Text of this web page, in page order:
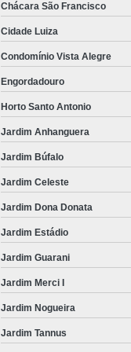
Chácara São Francisco
Cidade Luiza
Condomínio Vista Alegre
Engordadouro
Horto Santo Antonio
Jardim Anhanguera
Jardim Búfalo
Jardim Celeste
Jardim Dona Donata
Jardim Estádio
Jardim Guarani
Jardim Merci I
Jardim Nogueira
Jardim Tannus